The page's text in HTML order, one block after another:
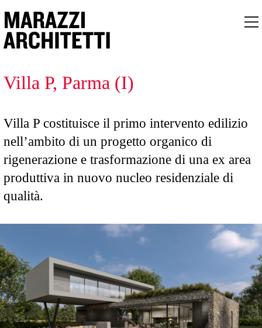
Villa P, Parma (I)
Villa P costituisce il primo intervento edilizio
nell’ambito di un progetto organico di
rigenerazione e trasformazione di una ex area
produttiva in nuovo nucleo residenziale di
qualità.